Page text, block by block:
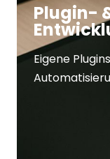
Plugin-
Eigene